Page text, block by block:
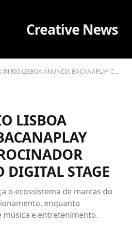
LISBOA ANUNCIA BACANAPLAY COMO PATROCINADOR OFICIAL DO DIGITAL STAGE
LISBOA
DIGITAL STAGE
o ecossistema de marcas do
enquanto
e entretenimento.